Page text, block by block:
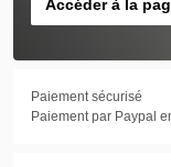
Accéder à la
Paiement sécurisé
Paiement par Paypal